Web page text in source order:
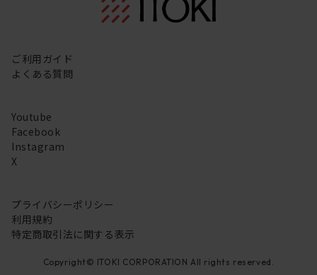
ご利用ガイド
よくある質問
Youtube
Facebook
Instagram
X
プライバシーポリシー
利用規約
特定商取引法に関する表示
Copyright© ITOKI CORPORATION All rights reserved.